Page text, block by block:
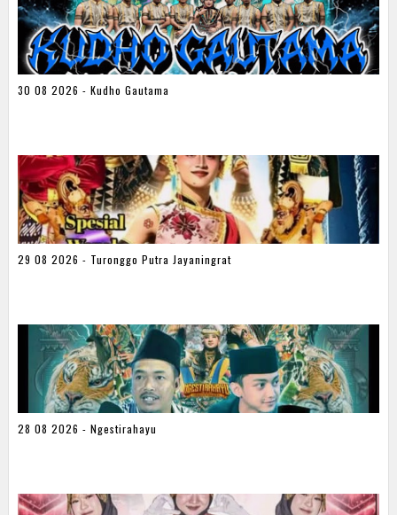
30 08 2026 - Kudho Gautama
29 08 2026 - Turonggo Putra Jayaningrat
28 08 2026 - Ngestirahayu